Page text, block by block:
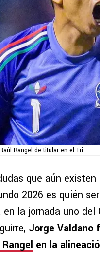
Rangel de titular en el Tri.
que aún
2026 es quién
la jornada uno del
Jorge Valdano
en la